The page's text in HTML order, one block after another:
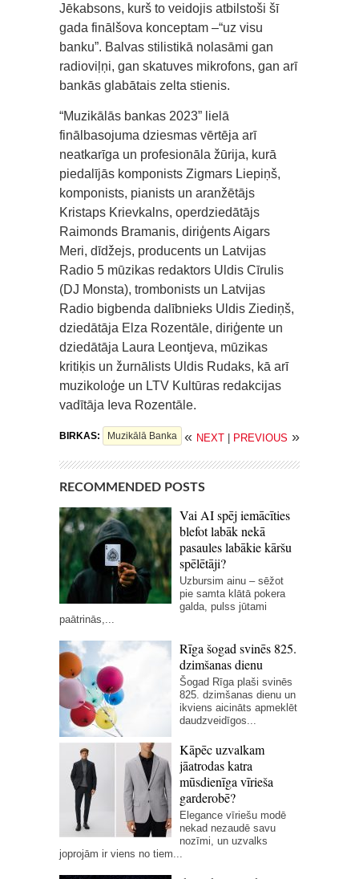
Jēkabsons, kurš to veidojis atbilstoši šī
gada finālšova konceptam –“uz visu
banku”. Balvas stilistikā nolasāmi gan
radioviļņi, gan skatuves mikrofons, gan arī
bankās glabātais zelta stienis.
“Muzikālās bankas 2023” lielā
finālbasojuma dziesmas vērtēja arī
neatkarīga un profesionāla žūrija, kurā
piedalījās komponists Zigmars Liepiņš,
komponists, pianists un aranžētājs
Kristaps Krievkalns, operdziedātājs
Raimonds Bramanis, diriģents Aigars
Meri, dīdžejs, producents un Latvijas
Radio 5 mūzikas redaktors Uldis Cīrulis
(DJ Monsta), trombonists un Latvijas
Radio bigbenda dalībnieks Uldis Ziediņš,
dziedātāja Elza Rozentāle, diriģente un
dziedātāja Laura Leontjeva, mūzikas
kritiķis un žurnālists Uldis Rudaks, kā arī
muzikoloģe un LTV Kultūras redakcijas
vadītāja Ieva Rozentāle.
BIRKAS: Muzikālā Banka « NEXT PREVIOUS »
RECOMMENDED POSTS
Vai AI spēj iemācīties
blefot labāk nekā
pasaules labākie kāršu
spēlētāji?
Uzbursim ainu – sēžot
pie samta klātā pokera
galda, pulss jūtami
paātrinās,...
Rīga šogad svinēs 825.
dzimšanas dienu
Šogad Rīga plaši svinēs
825. dzimšanas dienu un
ikviens aicināts apmeklēt
daudzveidīgos...
Kāpēc uzvalkam
jāatrodas katra
mūsdienīga vīrieša
garderobē?
Elegance vīriešu modē
nekad nezaudē savu
nozīmi, un uzvalks
joprojām ir viens no tiem...